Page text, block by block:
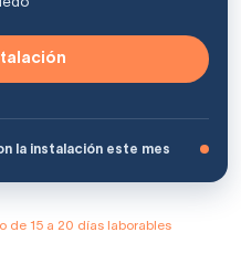
la instalación este mes
de 15 a 20 días laborables